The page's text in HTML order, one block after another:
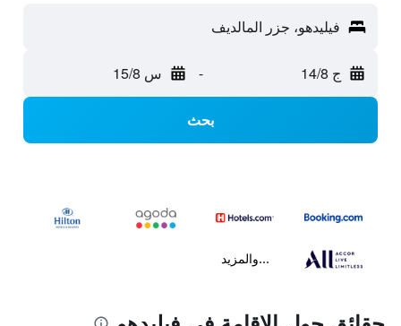
فيليدهو، جزر المالديف
ج 14/8 - س 15/8
بحث
...والمزيد